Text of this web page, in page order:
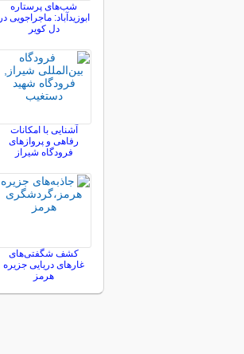
شب‌های پرستاره
ابوزیدآباد: ماجراجویی در
دل کویر
آشنایی با امکانات
رفاهی و پروازهای
فرودگاه شیراز
کشف شگفتی‌های
غارهای دریایی جزیره
هرمز